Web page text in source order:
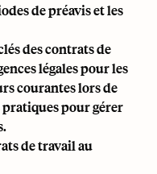
de préavis et les
des contrats de
légales pour les
courantes lors de
pour gérer
de travail au